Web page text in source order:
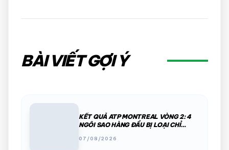
BÀI VIẾT GỢI Ý
KẾT QUẢ ATP MONTREAL VÒNG 2: 4
NGÔI SAO HÀNG ĐẦU BỊ LOẠI CHỈ
07/08/2026